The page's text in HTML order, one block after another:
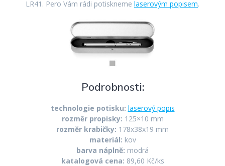
LR41. Pero Vám rádi potiskneme laserovým popisem.
Podrobnosti:
technologie potisku: laserový popis
rozměr propisky: 125×10 mm
rozměr krabičky: 178x38x19 mm
materiál: kov
barva náplně: modrá
katalogová cena: 89,60 Kč/ks